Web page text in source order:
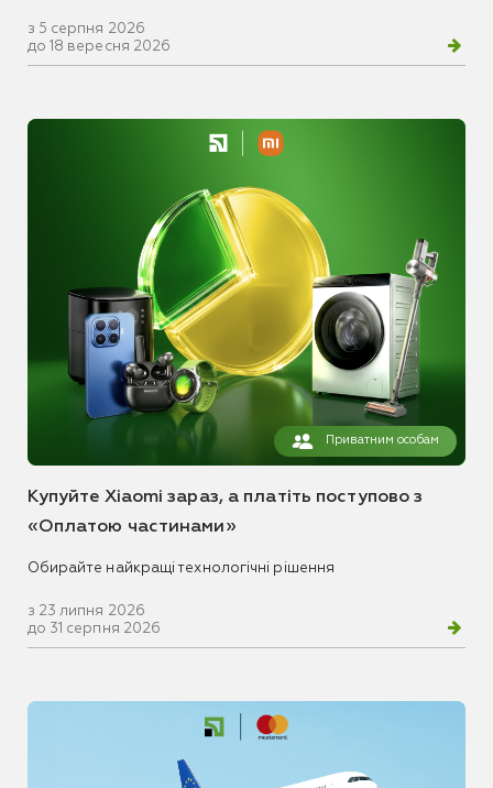
з 5 серпня 2026
до 18 вересня 2026
Приватним особам
Купуйте Xiaomi зараз, а платіть поступово з
«Оплатою частинами»
Обирайте найкращі технологічні рішення
з 23 липня 2026
до 31 серпня 2026